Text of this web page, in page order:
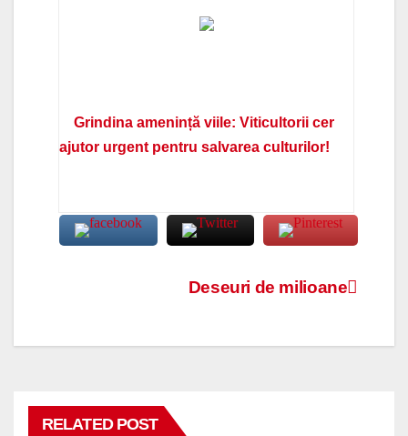
Grindina amenință viile: Viticultorii cer
ajutor urgent pentru salvarea culturilor!
Deseuri de milioane
RELATED POST